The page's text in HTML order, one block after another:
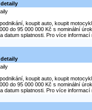
koupit auto, koupit
do 95 000 000 Kč s nominální
datum splatnosti. Pro více informací
koupit auto, koupit
do 95 000 000 Kč s nominální
datum splatnosti. Pro více informací